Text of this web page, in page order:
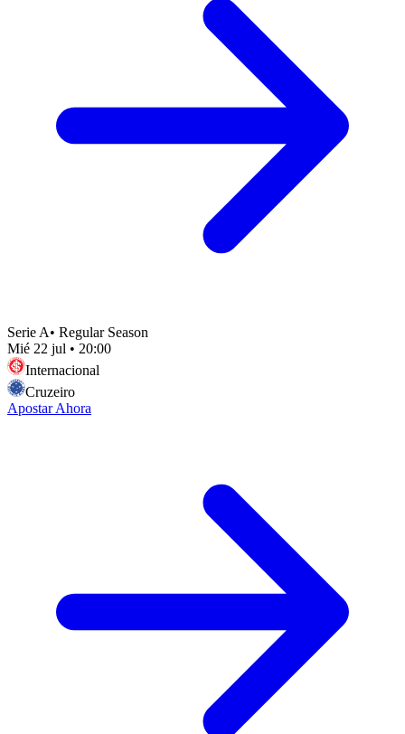
Serie A• Regular Season
Mié 22 jul • 20:00
Internacional
Cruzeiro
Apostar Ahora